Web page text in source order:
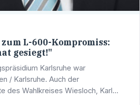
L-600-Kompromiss:
gesiegt!"
Karlsruhe war
/ Karlsruhe. Auch der
des Wahlkreises Wiesloch, Karl